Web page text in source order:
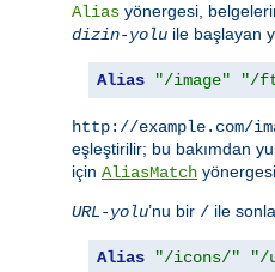
Alias yönergesi,
dizin-yolu ile başlayan
Alias "/image" "/
http://example.com/
eşleştirilir; bu bakımdan
için AliasMatch
URL-yolu’nu bir / ile
Alias "/icons/" "/